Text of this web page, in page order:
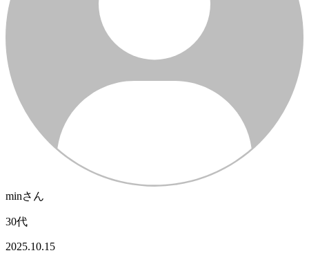
minさん
30代
2025.10.15